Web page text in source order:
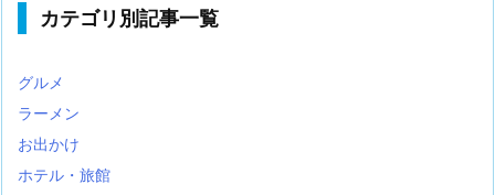
カテゴリ別記事一覧
グルメ
ラーメン
お出かけ
ホテル・旅館